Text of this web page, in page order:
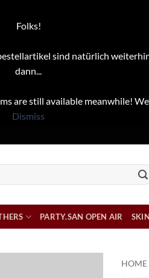
Folks!
sind natürlich
dann...
are still available meanwhile!
Dismiss
PARTY.SAN OPEN AIR
HOME